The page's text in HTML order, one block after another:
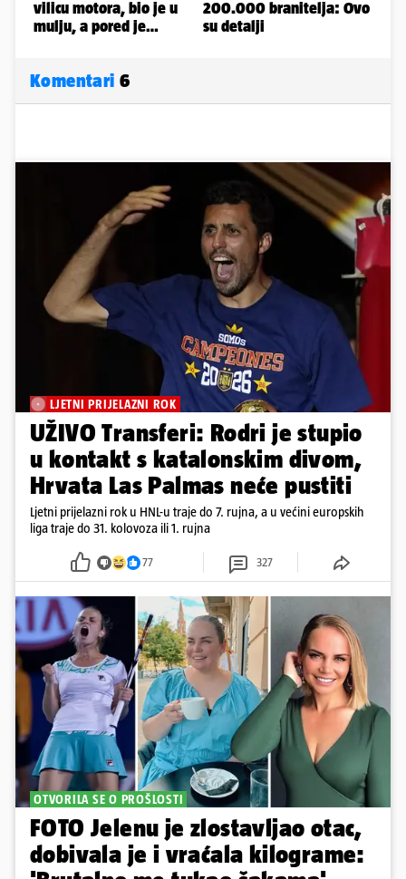
Komentari 6
LJETNI PRIJELAZNI ROK
UŽIVO Transferi: Rodri je stupio
u kontakt s katalonskim divom,
Hrvata Las Palmas neće pustiti
Ljetni prijelazni rok u HNL-u traje do 7. rujna, a u većini europskih
liga traje do 31. kolovoza ili 1. rujna
77 327
OTVORILA SE O PROŠLOSTI
FOTO Jelenu je zlostavljao otac,
dobivala je i vraćala kilograme: